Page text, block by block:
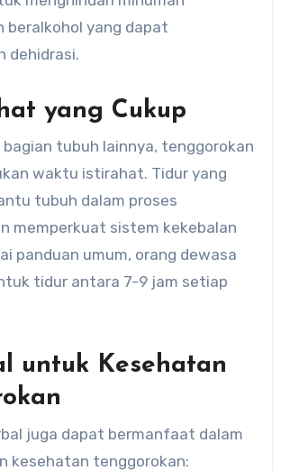
beralkohol yang dapat
dehidrasi.
yang Cukup
tubuh lainnya, tenggorokan
waktu istirahat. Tidur yang
tubuh dalam proses
memperkuat sistem kekebalan
panduan umum, orang dewasa
tidur antara 7-9 jam setiap
untuk Kesehatan
juga dapat bermanfaat dalam
kesehatan tenggorokan: